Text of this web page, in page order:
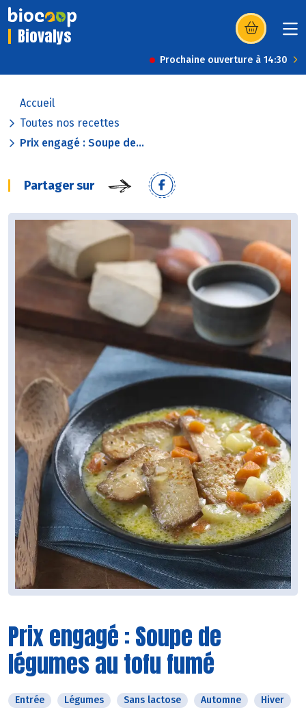
Biovalys (s’ouvre dans
Prochaine ouverture à 14:30
Accueil
Toutes nos recettes
Prix engagé : Soupe de...
Partager sur
Prix engagé : Soupe de
légumes au tofu fumé
Entrée Légumes Sans lactose Automne Hiver